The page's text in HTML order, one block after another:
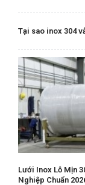
Tại sao inox 304
Lưới Inox Lỗ Mịn
Nghiệp Chuẩn